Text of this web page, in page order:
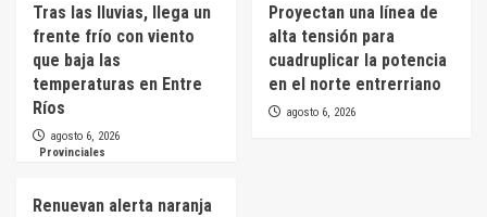
Tras las lluvias, llega un
frente frío con viento
que baja las
temperaturas en Entre
Ríos
agosto 6, 2026
Proyectan una línea de
alta tensión para
cuadruplicar la potencia
en el norte entrerriano
agosto 6, 2026
Provinciales
Renuevan alerta naranja